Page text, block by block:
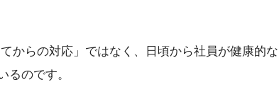
からの対応」ではなく、日頃から社員が健康的な
るのです。